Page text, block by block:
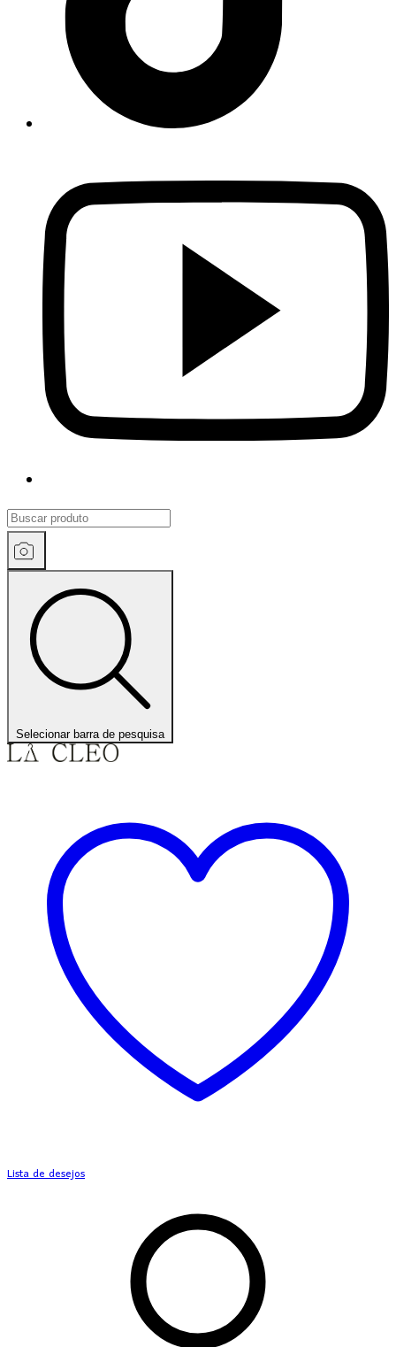
Selecionar barra de pesquisa
Lista de desejos